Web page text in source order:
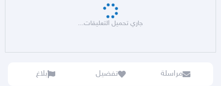
جاري تحميل التعليقات...
مراسلة تفضيل بلاغ